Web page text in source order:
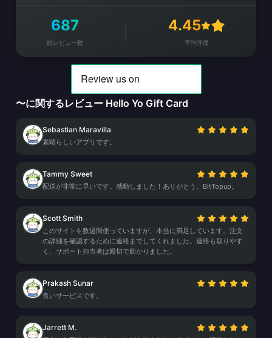
687
総レビュー数
4.45
平均評価
〜に関するレビュー Hello Yo Gift Card
Sebastian Maravilla
素晴らしいアプリです。
Tammy Sweet
配送が非常に早いです。感動しました！ありがとう、BitTopup。
Scott Smith
このサイトを数週間使っていますが、本当に満足しています。注文
の詳細を確認するために連絡までしてくれました。連絡も取りやす
く、サポート担当者は親切で助かりました。
Prakash Sunar
良いサービスです。
Jarrett M.